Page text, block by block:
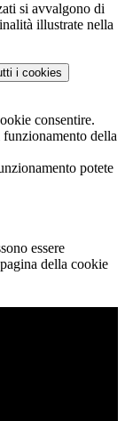
si avvalgono di
illustrate nella
i cookies
consentire.
della
potete
essere
della cookie